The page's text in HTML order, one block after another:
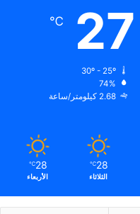
27
℃
74%
2.68 كيلومتر/ساعة
28
℃
الثلاثاء
28
℃
الأربعاء